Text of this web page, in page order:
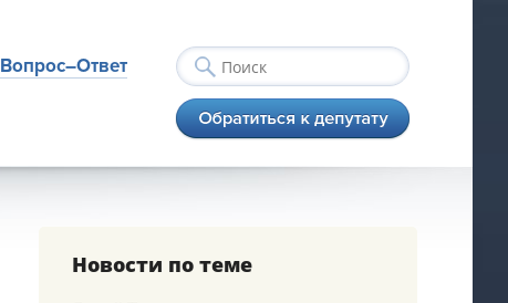
Вопрос–Ответ
Новости по теме